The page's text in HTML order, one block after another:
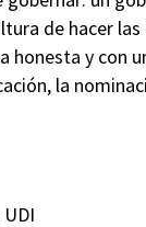
de hacer
honesta y con
la